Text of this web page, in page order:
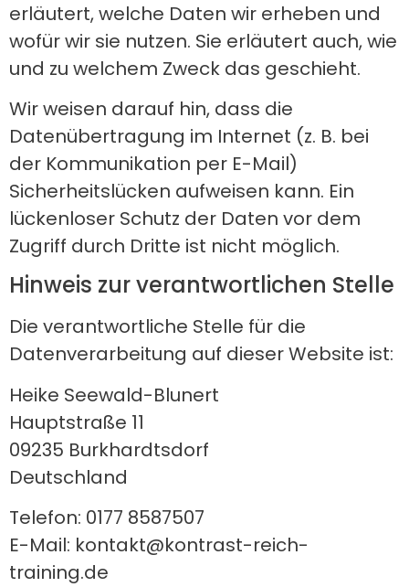
erläutert, welche Daten wir erheben und
wofür wir sie nutzen. Sie erläutert auch, wie
und zu welchem Zweck das geschieht.
Wir weisen darauf hin, dass die
Datenübertragung im Internet (z. B. bei
der Kommunikation per E-Mail)
Sicherheitslücken aufweisen kann. Ein
lückenloser Schutz der Daten vor dem
Zugriff durch Dritte ist nicht möglich.
Hinweis zur verantwortlichen Stelle
Die verantwortliche Stelle für die
Datenverarbeitung auf dieser Website ist:
Heike Seewald-Blunert
Hauptstraße 11
09235 Burkhardtsdorf
Deutschland
Telefon: 0177 8587507
E-Mail: kontakt@kontrast-reich-
training.de